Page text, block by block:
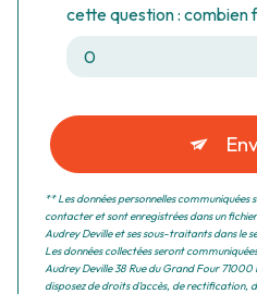
cette question : combien
** Les données personnelles communiquées
contacter et sont enregistrées dans un
Audrey Deville et ses sous-traitants dans le
Les données collectées seront
Audrey Deville 38 Rue du Grand Four
disposez de droits d’accès, de rectification,